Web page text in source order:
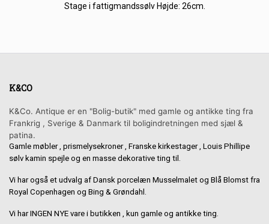
Stage i fattigmandssølv Højde: 26cm.
K&CO
K&Co. Antique er en "Bolig-butik" med gamle og antikke ting fra
Frankrig , Sverige & Danmark til boligindretningen med sjæl &
patina.
Gamle møbler , prismelysekroner , Franske kirkestager , Louis Phillipe
sølv kamin spejle og en masse dekorative ting til.
Vi har også et udvalg af Dansk porcelæn Musselmalet og Blå Blomst fra
Royal Copenhagen og Bing & Grøndahl.
Vi har INGEN NYE vare i butikken , kun gamle og antikke ting.